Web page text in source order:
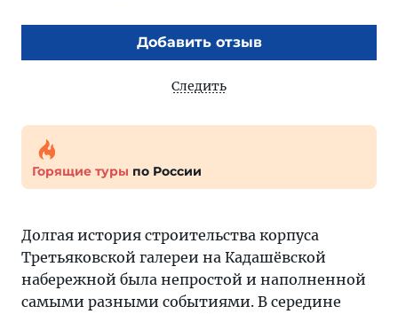
Добавить отзыв
Следить
Горящие туры по России
Долгая история строительства корпуса
Третьяковской галереи на Кадашёвской
набережной была непростой и наполненной
самыми разными событиями. В середине